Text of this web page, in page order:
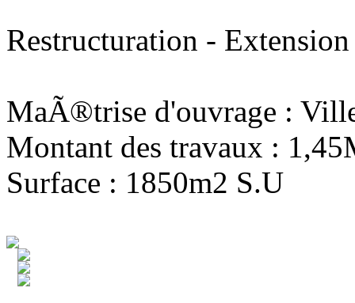
Restructuration - Extension
MaÃ®trise d'ouvrage :
Montant des travaux :
Surface : 1850m2 S.U